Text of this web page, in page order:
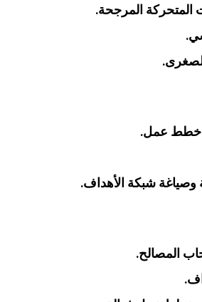
المرجحة.
خطط عمل.
وصياغة شبكة الأهداف.
المصالح.